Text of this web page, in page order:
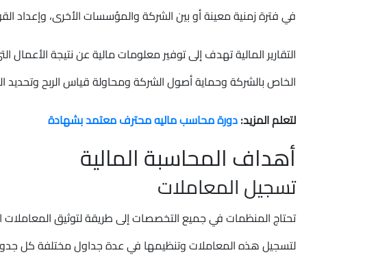
في فترة زمنية معينة أو بين الشركة والمؤسسات الأخرى، وإعداد
التقارير المالية تهدف إلى توفير معلومات مالية عن نتيجة الأعمال
الخاص بالشركة وحماية أصول الشركة ومحاولة قياس الربح وتحديد
لتعلم المزيد:دورة محاسب ماليه محترف معتمد بشهادة
أهداف المحاسبة المالية
تسجيل المعاملات
تحتاج المنظمات في جميع التخصصات إلى طريقة لتوثيق المعاملات
لتسجيل هذه المعاملات وتنظيمها في عدة جداول مختلفة كل